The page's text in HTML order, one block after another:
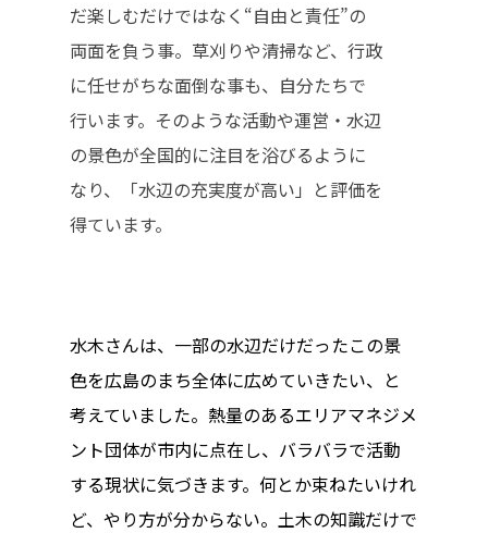
だ楽しむだけではなく“自由と責任”の
両面を負う事。草刈りや清掃など、行政
に任せがちな面倒な事も、自分たちで
行います。そのような活動や運営・水辺
の景色が全国的に注目を浴びるように
なり、「水辺の充実度が高い」と評価を
得ています。
水木さんは、一部の水辺だけだったこの景
色を広島のまち全体に広めていきたい、と
考えていました。熱量のあるエリアマネジメ
ント団体が市内に点在し、バラバラで活動
する現状に気づきます。何とか束ねたいけれ
ど、やり方が分からない。土木の知識だけで